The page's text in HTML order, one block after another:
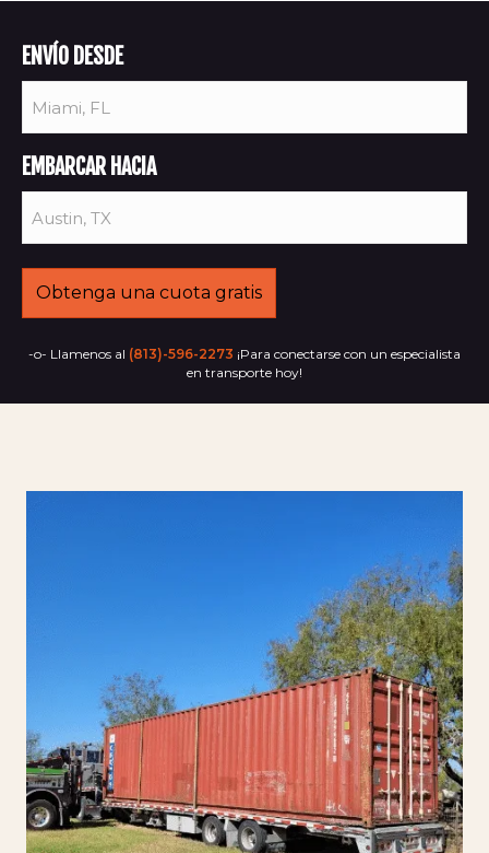
ENVÍO DESDE
EMBARCAR HACIA
-o- Llamenos al (813)-596-2273 ¡Para conectarse con un especialista
en transporte hoy!